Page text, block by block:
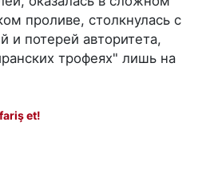
проливе, столкнулась с
и потерей авторитета,
трофеях" лишь на
et!